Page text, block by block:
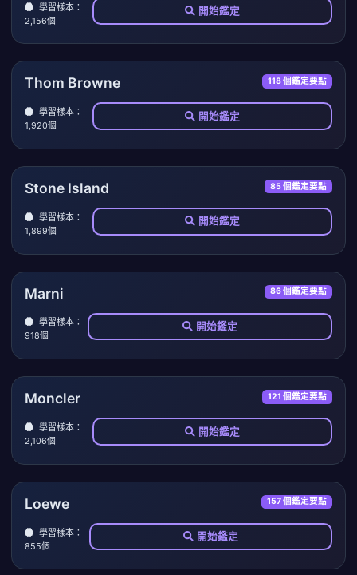
學習樣本：
2,156個
開始鑑定
Thom Browne 118 個鑑定要點
學習樣本：
1,920個
開始鑑定
Stone Island 85 個鑑定要點
學習樣本：
1,899個
開始鑑定
Marni 86 個鑑定要點
學習樣本：
918個
開始鑑定
Moncler 121 個鑑定要點
學習樣本：
2,106個
開始鑑定
Loewe 157 個鑑定要點
學習樣本：
855個
開始鑑定